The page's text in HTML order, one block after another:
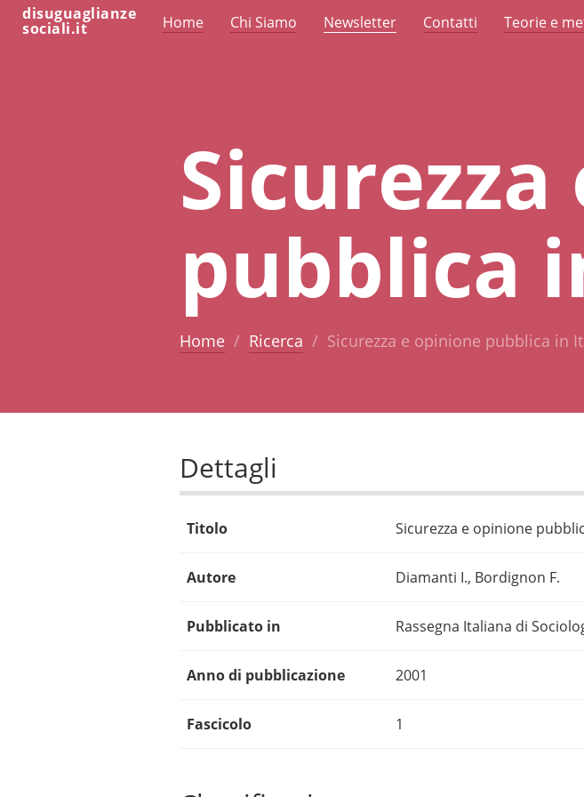
disuguaglianze
sociali.it Home Chi Siamo Newsletter Contatti Teorie e
pubblica
Home Ricerca Sicurezza e opinione pubblica in
Dettagli
Titolo Sicurezza e opinione
Autore Diamanti I., Bordignon F.
Pubblicato in Rassegna Italiana di
Anno di pubblicazione 2001
Fascicolo 1